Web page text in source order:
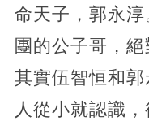
命天子，郭永
團的公子哥，絕
其實伍智恒和
人從小就認識